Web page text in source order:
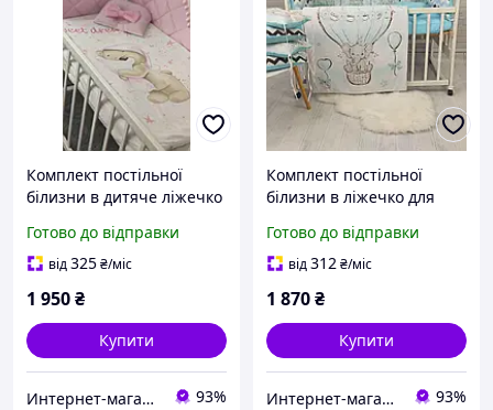
Комплект постільної
білизни в дитяче ліжечко
Ведмедик пудра
Готово до відправки
від325₴/міс
1 950₴
Купити
Интернет-магазин "GLADYS" 93%
Комплект постільної
білизни в ліжечко для
слоник" блакитний
Готово до відправки
від312₴/міс
1 870₴
Купити
Интернет-магазин "GLADYS" 93%